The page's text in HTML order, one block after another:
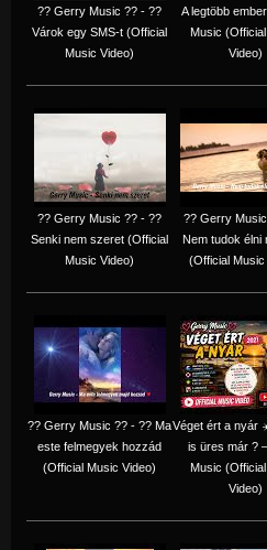
?? Gerry Music ?? - ??
Várok egy SMS-t (Official
Music Video)
A legtöbb
Music
Video)
?? Gerry Music ?? - ??
Senki nem szeret (Official
Music Video)
?? Gerry
Nem tudok élni
(Official Music
?? Gerry Music ?? - ?? Ma
este felmegyek hozzád
(Official Music Video)
Véget ért a nyár
is üres már ?
Music
Video)